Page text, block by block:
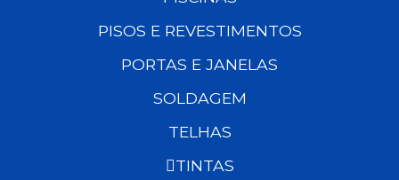
PISOS E REVESTIMENTOS
PORTAS E JANELAS
SOLDAGEM
TELHAS
TINTAS